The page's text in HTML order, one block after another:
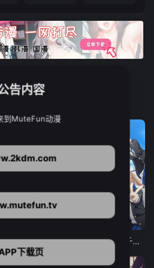
12集全
猫猫 NEW～♡
13集全
弹珠汽水瓶里的千岁同学
告内容
到MuteFun动漫
下载页